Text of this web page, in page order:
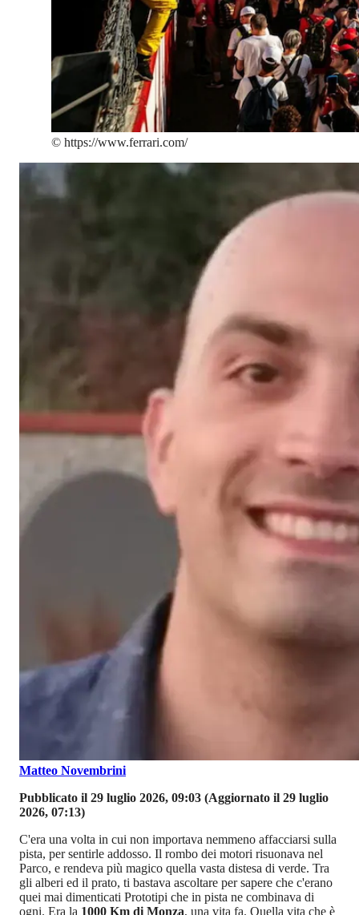
© https://www.ferrari.com/
Matteo Novembrini
Pubblicato il 29 luglio 2026, 09:03 (Aggiornato il 29 luglio
2026, 07:13)
C'era una volta in cui non importava nemmeno affacciarsi sulla
pista, per sentirle addosso. Il rombo dei motori risuonava nel
Parco, e rendeva più magico quella vasta distesa di verde. Tra
gli alberi ed il prato, ti bastava ascoltare per sapere che c'erano
quei mai dimenticati Prototipi che in pista ne combinava di
ogni. Era la 1000 Km di Monza, una vita fa. Quella vita che è